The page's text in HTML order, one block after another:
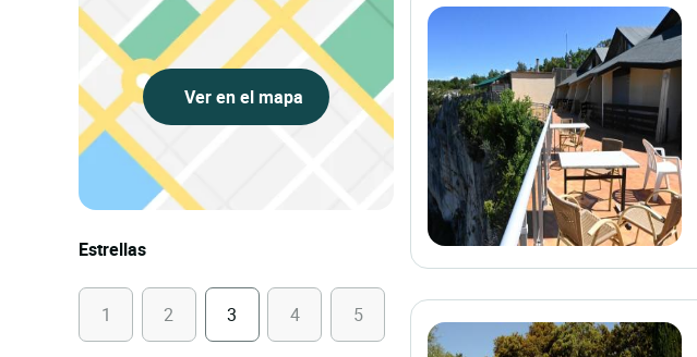
Ver en el mapa
Estrellas
1 2 3 4 5